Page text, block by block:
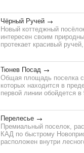
Чёрный Ручей
Новый коттеджный
интересен своим
протекает красивый
Тюнев Посад
Общая площадь поселка
которых находится в
первой линии обойдется
Перелесье
Премиальный поселок,
КАД по быстрому
расположен внутри